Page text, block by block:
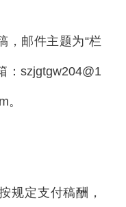
邮件主题为“栏
：szjgtgw204@1
。
定支付稿酬，